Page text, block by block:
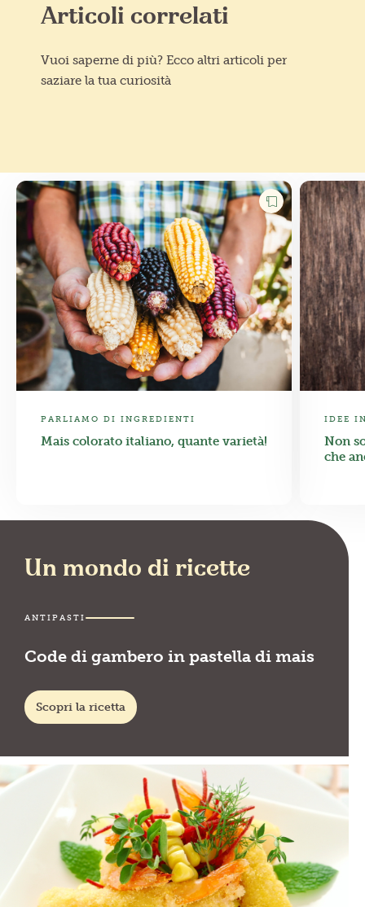
Articoli correlati
Vuoi saperne di più? Ecco altri articoli per
saziare la tua curiosità
PARLIAMO DI INGREDIENTI
Mais colorato italiano, quante varietà!
IDEE
Non
che
Un mondo di ricette
ANTIPASTI
Code di gambero in pastella di mais
Scopri la ricetta